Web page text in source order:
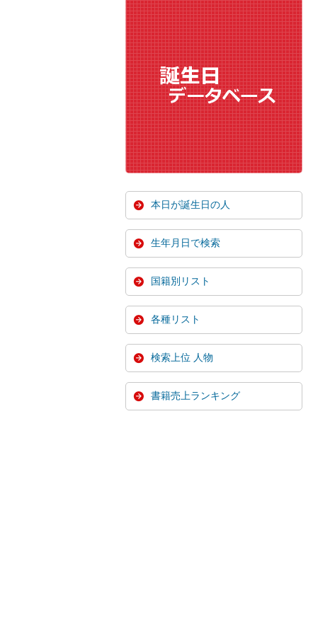
本日が誕生日の人
生年月日で検索
国籍別リスト
各種リスト
検索上位 人物
書籍売上ランキング